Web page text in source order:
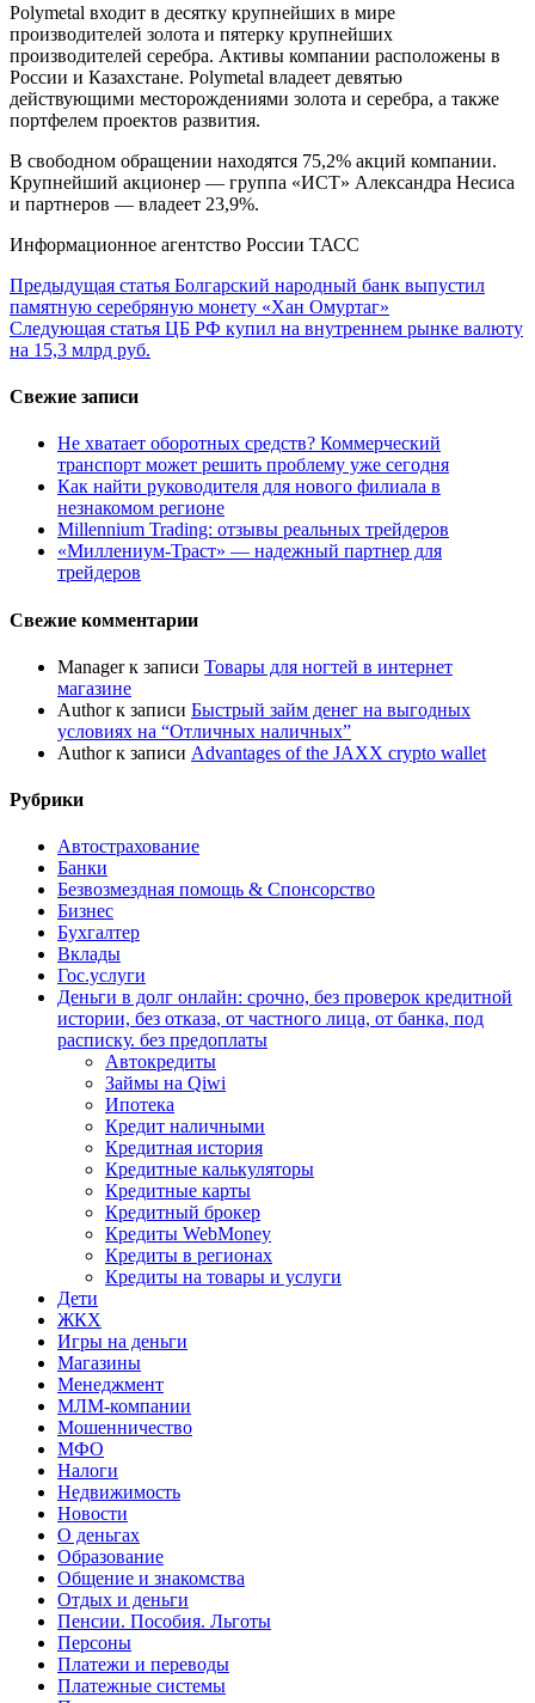
Polymetal входит в десятку крупнейших в мире
производителей золота и пятерку крупнейших
производителей серебра. Активы компании расположены в
России и Казахстане. Polymetal владеет девятью
действующими месторождениями золота и серебра, а также
портфелем проектов развития.
В свободном обращении находятся 75,2% акций компании.
Крупнейший акционер — группа «ИСТ» Александра Несиса
и партнеров — владеет 23,9%.
Информационное агентство России ТАСС
Продолжить
чтение
Предыдущая статья Болгарский народный банк выпустил
памятную серебряную монету «Хан Омуртаг»
Следующая статья ЦБ РФ купил на внутреннем рынке валюту
на 15,3 млрд руб.
Свежие записи
Не хватает оборотных средств? Коммерческий
транспорт может решить проблему уже сегодня
Как найти руководителя для нового филиала в
незнакомом регионе
Millennium Trading: отзывы реальных трейдеров
«Миллениум-Траст» — надежный партнер для
трейдеров
Свежие комментарии
Managerк записи Товары для ногтей в интернет
магазине
Authorк записи Быстрый займ денег на выгодных
условиях на “Отличных наличных”
Authorк записи Advantages of the JAXX crypto wallet
Рубрики
Автострахование
Банки
Безвозмездная помощь & Спонсорство
Бизнес
Бухгалтер
Вклады
Гос.услуги
Деньги в долг онлайн: срочно, без проверок кредитной
истории, без отказа, от частного лица, от банка, под
расписку. без предоплаты
Автокредиты
Займы на Qiwi
Ипотека
Кредит наличными
Кредитная история
Кредитные калькуляторы
Кредитные карты
Кредитный брокер
Кредиты WebMoney
Кредиты в регионах
Кредиты на товары и услуги
Дети
ЖКХ
Игры на деньги
Магазины
Менеджмент
МЛМ-компании
Мошенничество
МФО
Налоги
Недвижимость
Новости
О деньгах
Образование
Общение и знакомства
Отдых и деньги
Пенсии. Пособия. Льготы
Персоны
Платежи и переводы
Платежные системы